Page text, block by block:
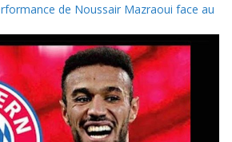
de Noussair Mazraoui face au